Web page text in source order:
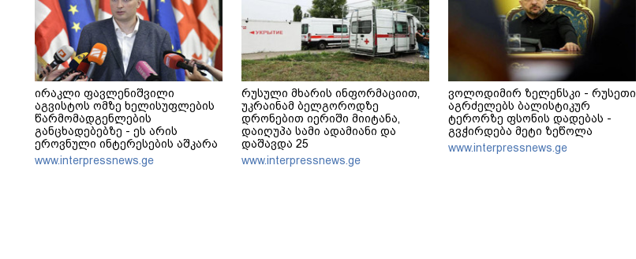
ირაკლი ფავლენიშვილი
აგვისტოს ომზე ხელისუფლების
წარმომადგენლების
განცხადებებზე - ეს არის
ეროვნული ინტერესების აშკარა
ღალატი - არავის შერჩება
რუსული სქემის ნაწილად ყოფნა
www.interpressnews.ge
რუსული მხარის ინფორმაციით,
უკრაინამ ბელგოროდზე
დრონებით იერიში მიიტანა,
დაიღუპა სამი ადამიანი და
დაშავდა 25
www.interpressnews.ge
ვოლოდიმირ ზელენსკი - რუსეთი
აგრძელებს ბალისტიკურ
ტერორზე ფსონის დადებას -
გვჭირდება მეტი ზეწოლა
www.interpressnews.ge